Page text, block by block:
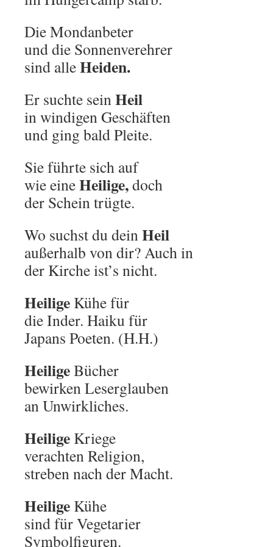
Die Mondanbeter
und die Sonnenverehrer
sind alleHeiden.
Er suchte seinHeil
in windigen Geschäften
und ging bald Pleite.
Sie führte sich auf
wie eineHeilige,doch
der Schein trügte.
Wo suchst du deinHeil
außerhalb von dir? Auch in
der Kirche ist’s nicht.
Heilige Kühe für
die Inder. Haiku für
Japans Poeten. (H.H.)
HeiligeBücher
bewirken Leserglauben
an Unwirkliches.
Heilige Kriege
verachten Religion,
streben nach der Macht.
Heilige Kühe
sind für Vegetarier
Symbolfiguren.